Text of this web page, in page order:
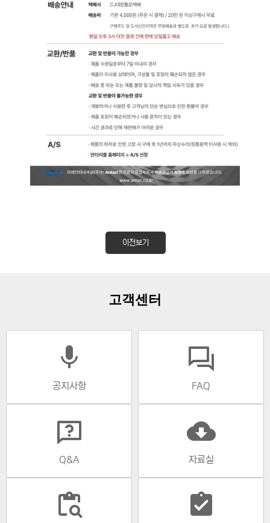
이전보기
고객센터
mic
공지사항 FAQ
Q&A
cloud_download
자료실
content_paste_search assignment_turned_in